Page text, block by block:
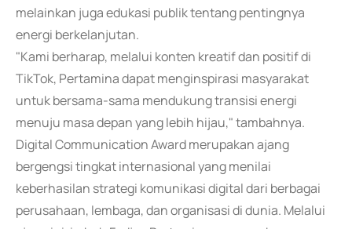
melainkan juga edukasi publik tentang pentingnya
energi berkelanjutan.
"Kami berharap, melalui konten kreatif dan positif di
TikTok, Pertamina dapat menginspirasi masyarakat
untuk bersama-sama mendukung transisi energi
menuju masa depan yang lebih hijau," tambahnya.
Digital Communication Award merupakan ajang
bergengsi tingkat internasional yang menilai
keberhasilan strategi komunikasi digital dari berbagai
perusahaan, lembaga, dan organisasi di dunia. Melalui